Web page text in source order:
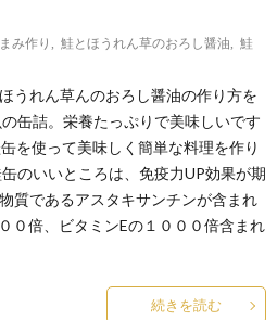
ー
み作り 鮭とほうれん草のおろし醤油
鮭
れん草んのおろし醤油の作り方を
缶詰。栄養たっぷりで美味しいです
を使って美味しく簡単な料理を作り
のいいところは、免疫力UP効果が期
質であるアスタキサンチンが含まれ
０倍、ビタミンEの１０００倍含まれ
続きを読む